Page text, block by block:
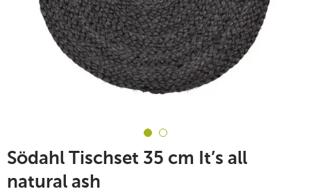
Södahl Tischset 35 cm It’s all
natural ash